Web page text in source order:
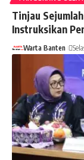
Tinjau
Instruksikan
Warta Banten